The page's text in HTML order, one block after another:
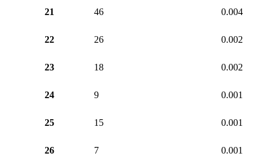
21 46 0.004
22 26 0.002
23 18 0.002
24 9 0.001
25 15 0.001
26 7
0.001